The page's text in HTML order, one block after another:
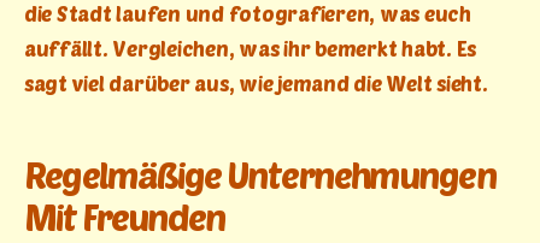
die Stadt laufen und fotografieren, was euch
auffällt. Vergleichen, was ihr bemerkt habt. Es
sagt viel darüber aus, wie jemand die Welt sieht.
Regelmäßige Unternehmungen
Mit Freunden